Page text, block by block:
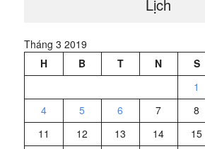
Lịch
Tháng 3 2019
H
B T N S
1
4
5 6 7 8
11
12 13 14 15